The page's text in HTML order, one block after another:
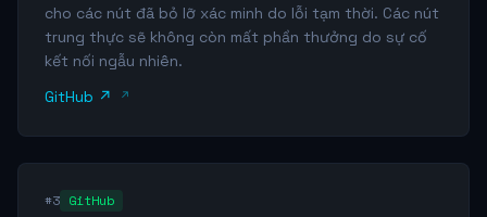
cho các nút đã bỏ lỡ xác minh do lỗi tạm thời. Các nút
trung thực sẽ không còn mất phần thưởng do sự cố
kết nối ngẫu nhiên.
GitHub ↗
#3 GitHub